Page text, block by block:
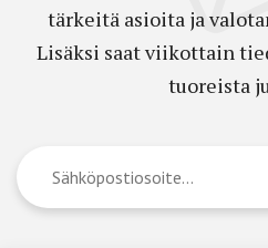
tärkeitä asioita ja
Lisäksi saat viikottain
tuoreista